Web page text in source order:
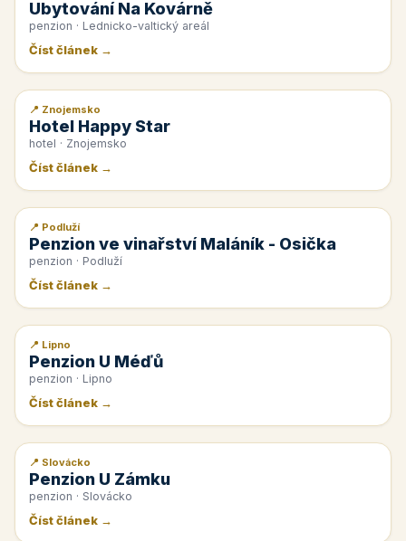
Ubytování Na Kovárně
penzion · Lednicko-valtický areál
Číst článek →
📰 PR článek
📍 Znojemsko
Hotel Happy Star
hotel · Znojemsko
Číst článek →
📰 PR článek
📍 Podluží
Penzion ve vinařství Maláník - Osička
penzion · Podluží
Číst článek →
📰 PR článek
📍 Lipno
Penzion U Méďů
penzion · Lipno
Číst článek →
📰 PR článek
📍 Slovácko
Penzion U Zámku
penzion · Slovácko
Číst článek →